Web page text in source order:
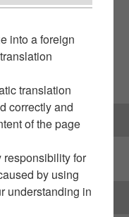
into a foreign
translation
correctly and
of the page
responsibility for
by using
understanding in